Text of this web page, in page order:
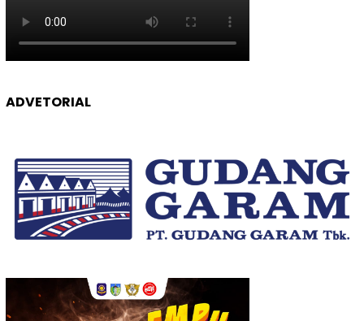
ADVETORIAL